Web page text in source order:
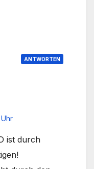
ANTWORTEN
ist durch